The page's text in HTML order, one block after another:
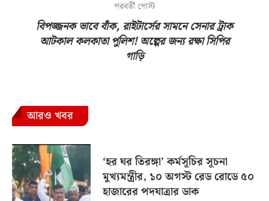
পরবর্তী পোস্ট
বিপজ্জনক ভাবে বাঁক, রাইটার্সের সামনে সেনার ট্রাক
আটকাল কলকাতা পুলিশ! অল্পের জন্য রক্ষা সিপির
গাড়ি
আরও খবর
‘হর ঘর তিরঙ্গা’ কর্মসূচির সূচনা
মুখ্যমন্ত্রীর, ১০ অগস্ট রেড রোডে ৫০
হাজারের পদযাত্রার ডাক